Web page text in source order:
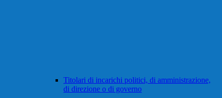
Titolari di incarichi politici, di amministrazione,
di direzione o di governo